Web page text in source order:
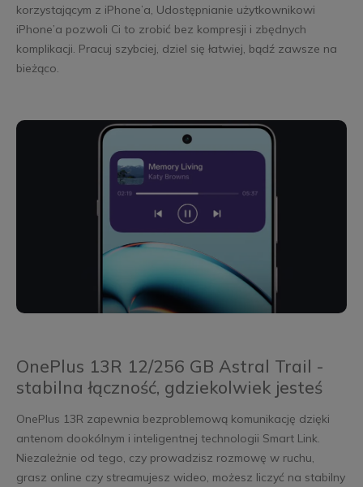
korzystającym z iPhone’a, Udostępnianie użytkownikowi
iPhone’a pozwoli Ci to zrobić bez kompresji i zbędnych
komplikacji. Pracuj szybciej, dziel się łatwiej, bądź zawsze na
bieżąco.
OnePlus 13R 12/256 GB Astral Trail -
stabilna łączność, gdziekolwiek jesteś
OnePlus 13R zapewnia bezproblemową komunikację dzięki
antenom dookólnym i inteligentnej technologii Smart Link.
Niezależnie od tego, czy prowadzisz rozmowę w ruchu,
grasz online czy streamujesz wideo, możesz liczyć na stabilny